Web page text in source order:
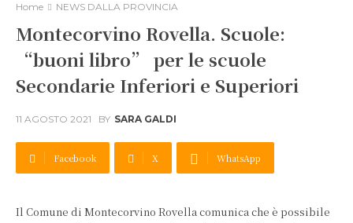
Home NEWS DALLA PROVINCIA
Montecorvino Rovella. Scuole:
“buoni libro” per le scuole
Secondarie Inferiori e Superiori
11 AGOSTO 2021 BY SARA GALDI
Facebook X WhatsApp
Il Comune di Montecorvino Rovella comunica che è possibile